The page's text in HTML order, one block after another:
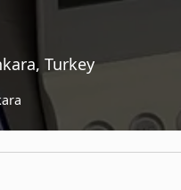
Turkey